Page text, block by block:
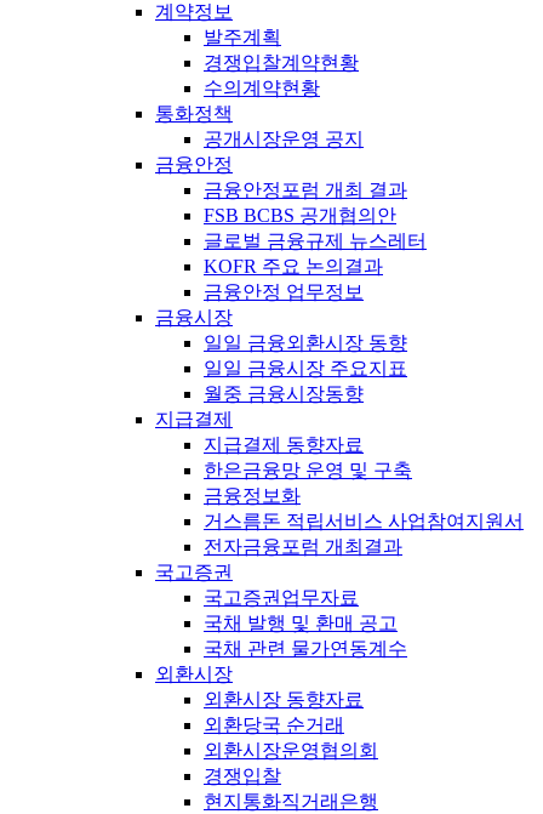
계약정보
발주계획
경쟁입찰계약현황
수의계약현황
통화정책
공개시장운영 공지
금융안정
금융안정포럼 개최 결과
FSB BCBS 공개협의안
글로벌 금융규제 뉴스레터
KOFR 주요 논의결과
금융안정 업무정보
금융시장
일일 금융외환시장 동향
일일 금융시장 주요지표
월중 금융시장동향
지급결제
지급결제 동향자료
한은금융망 운영 및 구축
금융정보화
거스름돈 적립서비스 사업참여지원서
전자금융포럼 개최결과
국고증권
국고증권업무자료
국채 발행 및 환매 공고
국채 관련 물가연동계수
외환시장
외환시장 동향자료
외환당국 순거래
외환시장운영협의회
경쟁입찰
현지통화직거래은행